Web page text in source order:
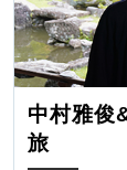
中村雅俊
旅